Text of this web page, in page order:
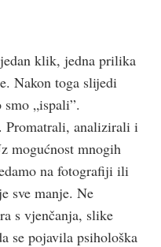
klik, jedna prilika
Nakon toga slijedi
„ispali”.
Promatrali, analizirali i
mogućnost mnogih
na fotografiji ili
sve manje. Ne
s vjenčanja, slike
se pojavila psihološka